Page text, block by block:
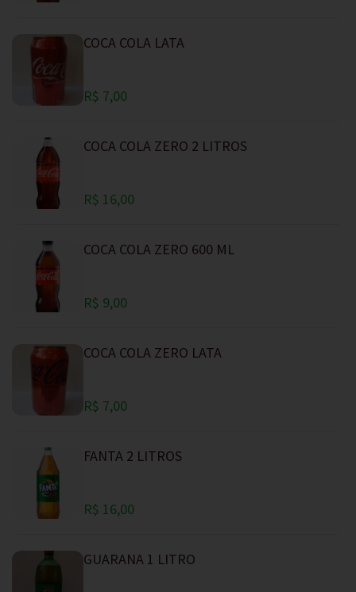
COCA COLA LATA
R$ 7,00
COCA COLA ZERO 2 LITROS
R$ 16,00
COCA COLA ZERO 600 ML
R$ 9,00
COCA COLA ZERO LATA
R$ 7,00
FANTA 2 LITROS
R$ 16,00
GUARANA 1 LITRO